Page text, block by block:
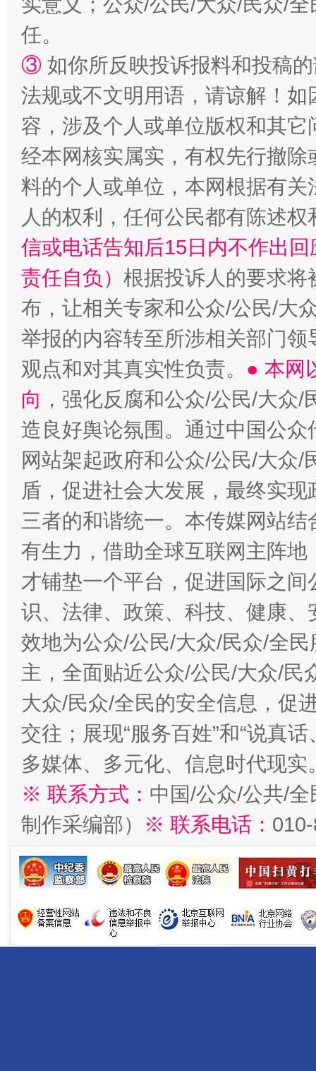
任。
③ 如你所反映投诉报料和投稿
法规或不文明用语，请谅解！
容，涉及个人或单位版权和其它
经本网核实属实，有权先行撤
料的个人或单位，本网根据有
人的权利，任何公民都有陈述
信或电话告知后15日内不作出
责任自负） 根据投诉人的要求将
布，让相关专家和公众/公民/大
举报的内容转至所涉相关部门
观点和对其真实性负责。 ● 本网
向 ，强化反腐和公众/公民/大众
造良好舆论氛围。通过中国公
网站架起政府和公众/公民/大众
盾，促进社会大发展，最终实
三者的和谐统一。本传媒网站
有生力，借助全球互联网主阵
才铺垫一个平台，促进国际之
识、法律、政策、科技、健康
效地为公众/公民/大众/民众/全
主，全面贴近公众/公民/大众/民
大众/民众/全民的安全信息，促
交往；展现“服务百姓”和“说真
多媒体、多元化、信息时代现实
※ 联系方式： 中国/公众/公共/
制作采编部）
※ 联系电话：